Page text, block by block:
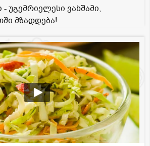
უგემრიელესი ვახშამი,
მზადდება!